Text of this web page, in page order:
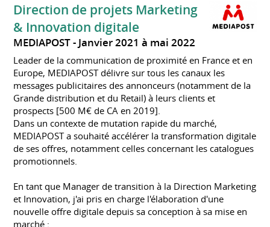
Direction de projets Marketing
& Innovation digitale
MEDIAPOST Janvier 2021 à mai 2022
Leader de la communication de proximité en France et en
Europe, MEDIAPOST délivre sur tous les canaux les
messages publicitaires des annonceurs (notamment de la
Grande distribution et du Retail) à leurs clients et
prospects [500 M€ de CA en 2019].
Dans un contexte de mutation rapide du marché,
MEDIAPOST a souhaité accélérer la transformation digitale
de ses offres, notamment celles concernant les catalogues
promotionnels.
En tant que Manager de transition à la Direction Marketing
et Innovation, j'ai pris en charge l'élaboration d'une
nouvelle offre digitale depuis sa conception à sa mise en
marché :